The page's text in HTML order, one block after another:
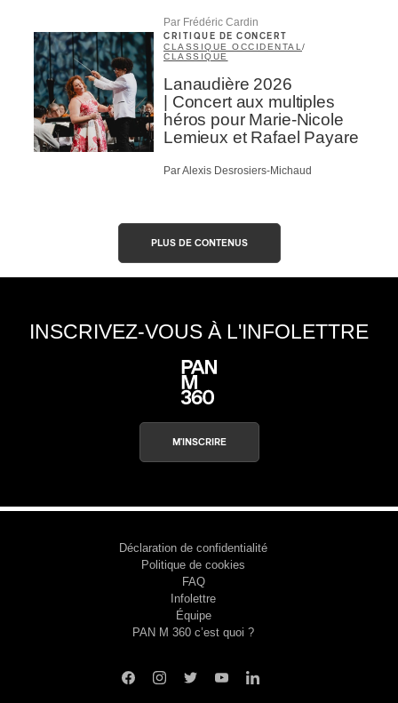
Par Frédéric Cardin
CRITIQUE DE CONCERT
CLASSIQUE OCCIDENTAL /
CLASSIQUE
Lanaudière 2026
| Concert aux multiples
héros pour Marie-Nicole
Lemieux et Rafael Payare
Par Alexis Desrosiers-Michaud
PLUS DE CONTENUS
INSCRIVEZ-VOUS À L'INFOLETTRE
M'INSCRIRE
Déclaration de confidentialité
Politique de cookies
FAQ
Infolettre
Équipe
PAN M 360 c’est quoi ?